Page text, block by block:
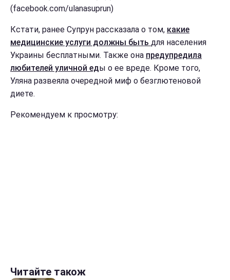
(facebook.com/ulanasuprun)
Кстати, ранее Супрун рассказала о том, какие
медицинские услуги должны быть для населения
Украины бесплатными. Также она предупредила
любителей уличной еды о ее вреде. Кроме того,
Уляна развеяла очередной миф о безглютеновой
диете.
Рекомендуем к просмотру:
Читайте також